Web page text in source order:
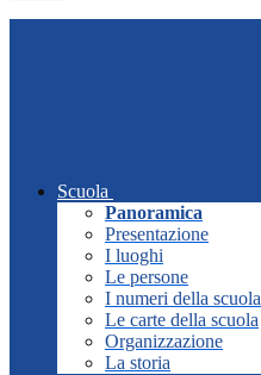
Scuola
Panoramica
Presentazione
I luoghi
Le persone
I numeri della scuola
Le carte della scuola
Organizzazione
La storia